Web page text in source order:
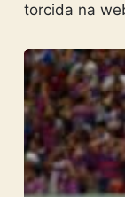
torcida na